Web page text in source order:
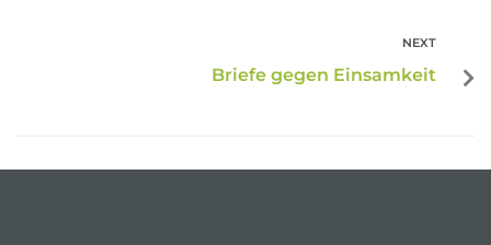
NEXT
Briefe gegen Einsamkeit